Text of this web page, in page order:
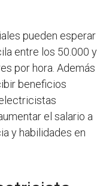
pueden esperar
entre los 50.000 y
por hora. Además
beneficios
el salario a
y habilidades en